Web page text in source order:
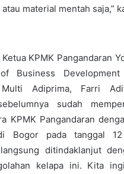
material mentah saja,”
KPMK Pangandaran
Business
Multi Adiprima, Farri
sudah
KPMK Pangandaran
Bogor pada tanggal
ditindaklanjut
kelapa ini. Kita